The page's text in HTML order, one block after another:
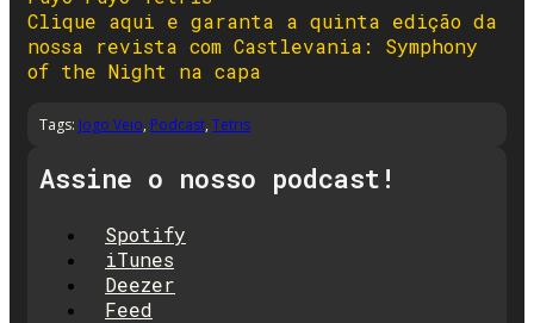
Clique aqui e garanta a quinta edição da
nossa revista com Castlevania: Symphony
of the Night na capa
Tags: Jogo Veio, Podcast, Tetris
Assine o nosso podcast!
Spotify
iTunes
Deezer
Feed